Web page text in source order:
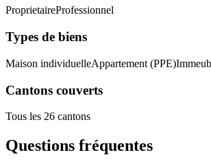
ProprietaireProfessionnel
Types de biens
Maison individuelleAppartement (PPE)
Cantons couverts
Tous les 26 cantons
Questions fréquentes